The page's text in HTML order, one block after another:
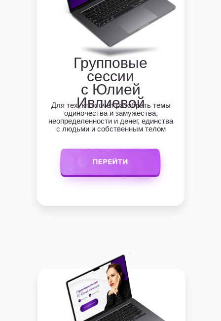
Групповые
сессии
с Юлией
Ивлиевой
Для тех, кто хочет разобрать темы
одиночества и замужества,
неопределенности и денег, единства
с людьми и собственным телом